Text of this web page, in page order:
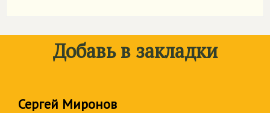
Добавь в закладки
Сергей Миронов